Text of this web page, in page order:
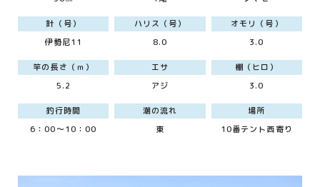
針（号）
伊勢尼11
ハリス（号）
8.0
オモリ（号）
3.0
竿の長さ（ｍ）
5.2
エサ
アジ
棚（ヒロ）
3.0
釣行時間
6：00～10：00
潮の流れ
東
場所
10番テント西寄り